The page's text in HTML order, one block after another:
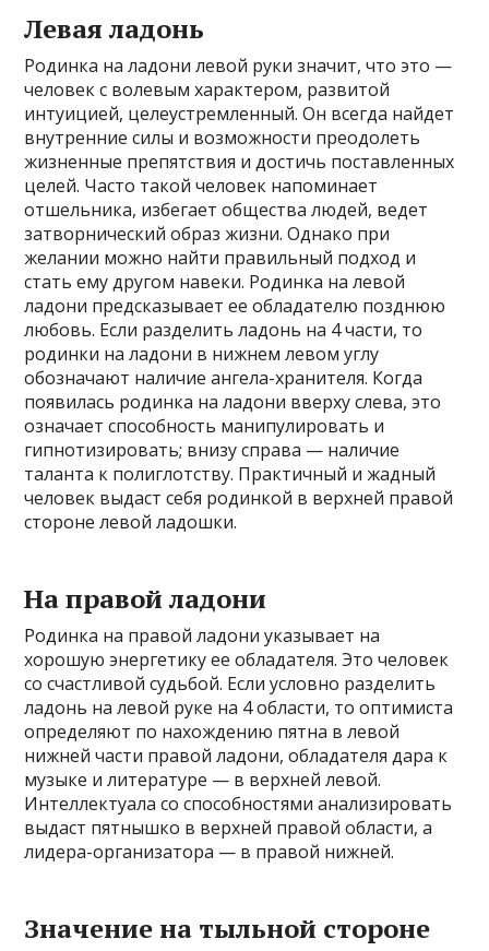
Левая ладонь
Родинка на ладони левой руки значит, что это —
человек с волевым характером, развитой
интуицией, целеустремленный. Он всегда найдет
внутренние силы и возможности преодолеть
жизненные препятствия и достичь поставленных
целей. Часто такой человек напоминает
отшельника, избегает общества людей, ведет
затворнический образ жизни. Однако при
желании можно найти правильный подход и
стать ему другом навеки. Родинка на левой
ладони предсказывает ее обладателю позднюю
любовь. Если разделить ладонь на 4 части, то
родинки на ладони в нижнем левом углу
обозначают наличие ангела-хранителя. Когда
появилась родинка на ладони вверху слева, это
означает способность манипулировать и
гипнотизировать; внизу справа — наличие
таланта к полиглотству. Практичный и жадный
человек выдаст себя родинкой в верхней правой
стороне левой ладошки.
На правой ладони
Родинка на правой ладони указывает на
хорошую энергетику ее обладателя. Это человек
со счастливой судьбой. Если условно разделить
ладонь на левой руке на 4 области, то оптимиста
определяют по нахождению пятна в левой
нижней части правой ладони, обладателя дара к
музыке и литературе — в верхней левой.
Интеллектуала со способностями анализировать
выдаст пятнышко в верхней правой области, а
лидера-организатора — в правой нижней.
Значение на тыльной стороне